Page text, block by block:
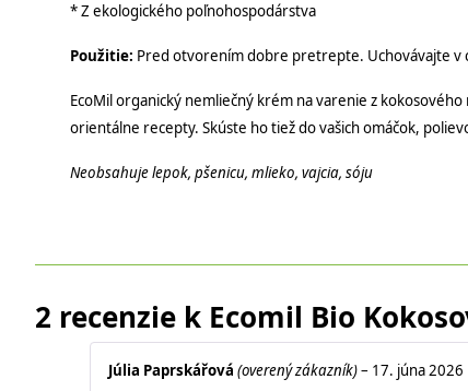
* Z ekologického poľnohospodárstva
Použitie: Pred otvorením dobre pretrepte. Uchovávajte v
EcoMil organický nemliečný krém na varenie z
orientálne recepty. Skúste ho tiež do vašich omáčok,
Neobsahuje lepok, pšenicu, mlieko, vajcia, sóju
2 recenzie k Ecomil Bio
Júlia Paprskářová (overený zákazník)– 17. júna 2026